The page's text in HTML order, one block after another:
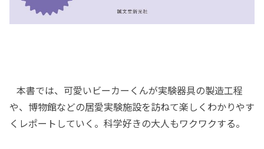
本書では、可愛いビーカーくんが実験器具の製造工程
や、博物館などの居愛実験施設を訪ねて楽しくわかりやす
くレポートしていく。科学好きの大人もワクワクする。